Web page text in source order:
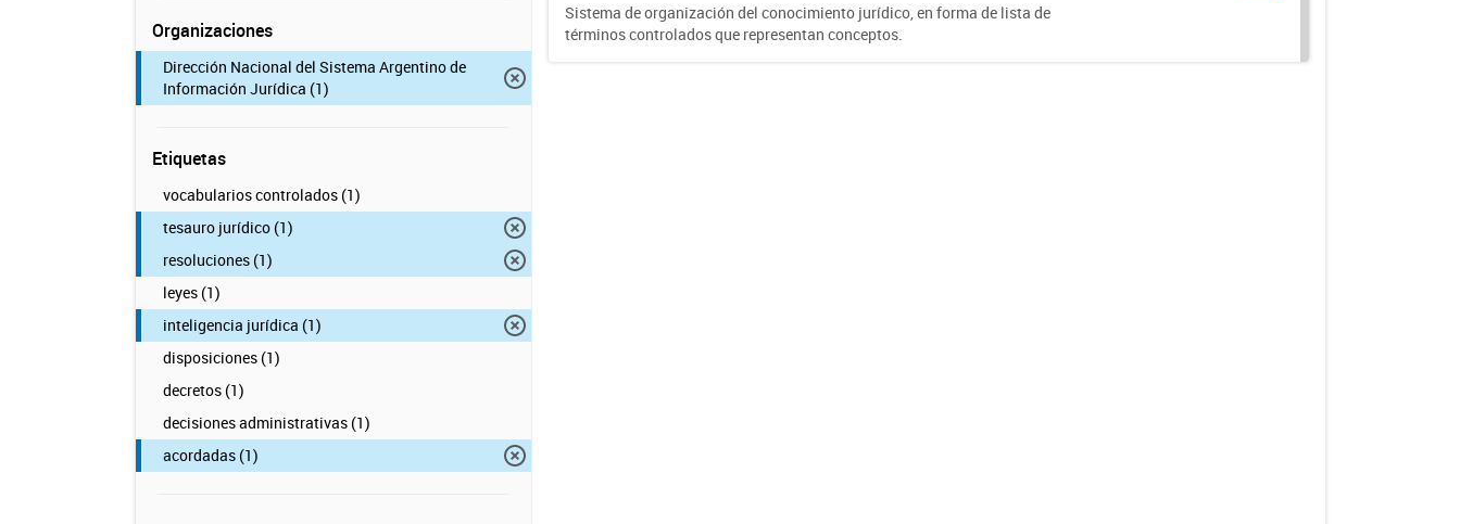
Organizaciones
Dirección Nacional del Sistema Argentino de
Información Jurídica (1)
Etiquetas
vocabularios controlados (1)
tesauro jurídico (1)
resoluciones (1)
leyes (1)
inteligencia jurídica (1)
disposiciones (1)
decretos (1)
decisiones administrativas (1)
acordadas (1)
Sistema de organización del conocimiento jurídico, en forma de lista de
términos controlados que representan conceptos.